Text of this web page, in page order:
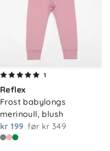
1
Reflex
Frost babylongs
merinoull, blush
kr 199 før kr 349